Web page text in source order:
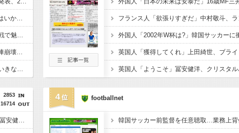
【悲報】中村敬斗の移籍はまたしても一筋縄ではいかず？スタッド・ランス会長が残留を示唆「批判を受けることがあったとしても」
【朗報】横浜FMの16歳超逸材が開幕Jデビュー戦で魅せた“衝撃プレー”にSNS騒然ｗｗｗｗｗｗ
【悲報】冨安加入のクリスタル・パレス、守備陣崩壊してるやんｗｗｗｗ
【速報動画】横浜FM16才三井寺眞、鹿島戦7分いきなりゴール！
2853
16714
◆プレミア◆クリスタル・パレス、日本代表DF冨安健洋の加入を発表！
4 footballnet
韓国サッカー前監督を任意聴取…業務上背